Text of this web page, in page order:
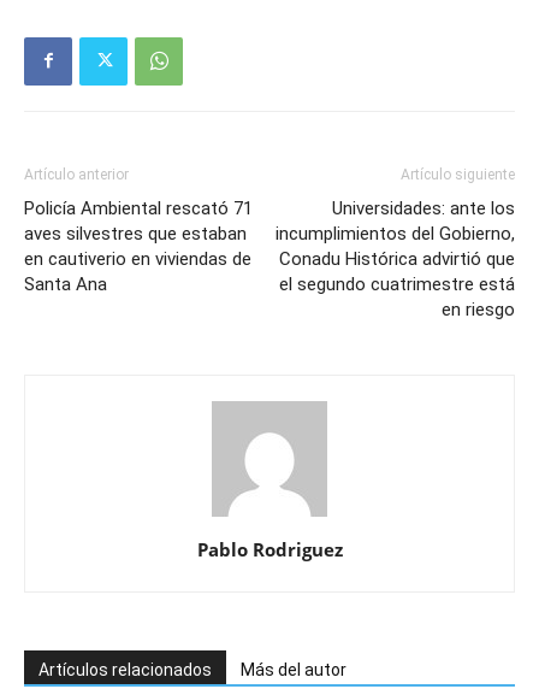
Artículo anterior
Policía Ambiental rescató 71
aves silvestres que estaban
en cautiverio en viviendas de
Santa Ana
Artículo siguiente
Universidades: ante los
incumplimientos del Gobierno,
Conadu Histórica advirtió que
el segundo cuatrimestre está
en riesgo
Pablo Rodriguez
Artículos relacionados Más del autor